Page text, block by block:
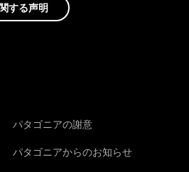
する声明
パタゴニアの謝意
パタゴニアからのお知らせ